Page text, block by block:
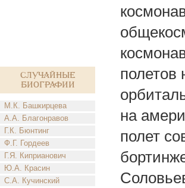
Случайные
биографии
М.К. Башкирцева
А.А. Благонравов
Г.К. Бюнтинг
Ф.Г. Гордеев
Г.Я. Киприанович
Ю.А. Красин
С.А. Кучинский
полетов
на
полет